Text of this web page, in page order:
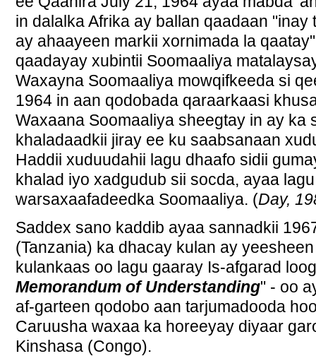
in dalalka Afrika ay ballan qaadaan
ay ahaayeen markii xornimada la
qaadayay xubintii Soomaaliya
Waxayna Soomaaliya mowqifkeeda si
1964 in aan qodobada qaraarkaasi
Waxaana Soomaaliya sheegtay in ay ka
khaladaadkii jiray ee ku saabsanaan
Haddii xuduudahii lagu dhaafo sidii
khalad iyo xadgudub sii socda, ayaa
warsaxaafadeedka Soomaaliya. (Day,
Saddex sano kaddib ayaa sannadkii
(Tanzania) ka dhacay kulan ay
kulankaas oo lagu gaaray Is-afgarad
Memorandum of Understanding" - oo
af-garteen qodobo aan tarjumadooda
Caruusha waxaa ka horeeyay diyaar
Kinshasa (Congo).